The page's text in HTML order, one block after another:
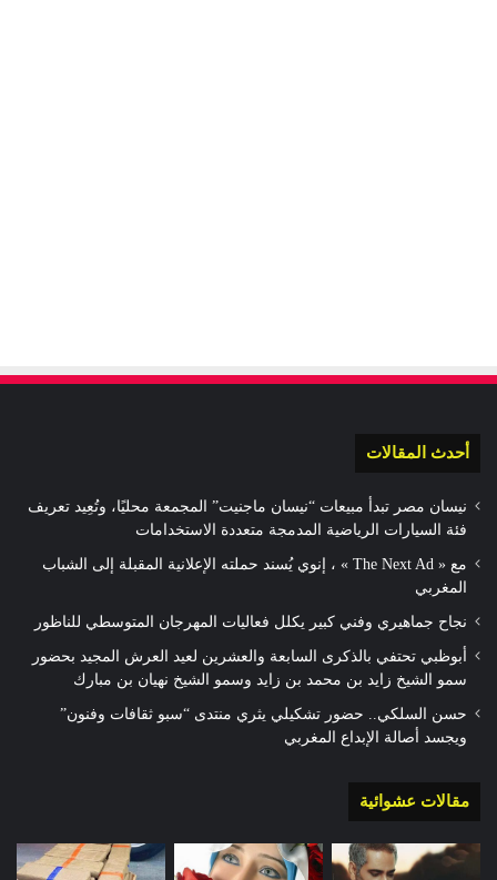
أحدث المقالات
نيسان مصر تبدأ مبيعات “نيسان ماجنيت” المجمعة محليًا، وتُعِيد تعريف
فئة السيارات الرياضية المدمجة متعددة الاستخدامات
مع « The Next Ad » ، إنوي يُسند حملته الإعلانية المقبلة إلى الشباب
المغربي
نجاح جماهيري وفني كبير يكلل فعاليات المهرجان المتوسطي للناظور
أبوظبي تحتفي بالذكرى السابعة والعشرين لعيد العرش المجيد بحضور
سمو الشيخ زايد بن محمد بن زايد وسمو الشيخ نهيان بن مبارك
حسن السلكي.. حضور تشكيلي يثري منتدى “سبو ثقافات وفنون”
ويجسد أصالة الإبداع المغربي
مقالات عشوائية